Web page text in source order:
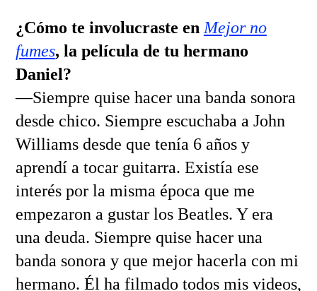
¿Cómo te involucraste en Mejor no
fumes, la película de tu hermano
Daniel?
—Siempre quise hacer una banda sonora
desde chico. Siempre escuchaba a John
Williams desde que tenía 6 años y
aprendí a tocar guitarra. Existía ese
interés por la misma época que me
empezaron a gustar los Beatles. Y era
una deuda. Siempre quise hacer una
banda sonora y que mejor hacerla con mi
hermano. Él ha filmado todos mis videos,